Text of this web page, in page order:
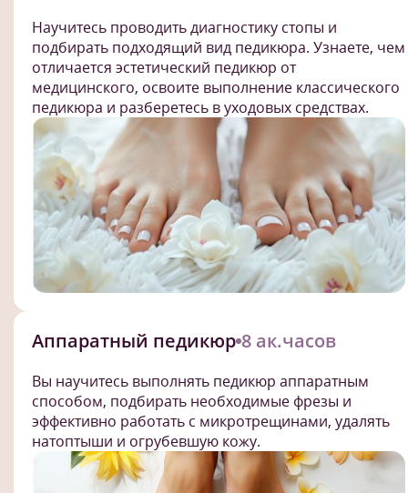
Научитесь проводить диагностику стопы и
подбирать подходящий вид педикюра. Узнаете, чем
отличается эстетический педикюр от
медицинского, освоите выполнение классического
педикюра и разберетесь в уходовых средствах.
Аппаратный педикюр 8 ак.часов
Вы научитесь выполнять педикюр аппаратным
способом, подбирать необходимые фрезы и
эффективно работать с микротрещинами, удалять
натоптыши и огрубевшую кожу.